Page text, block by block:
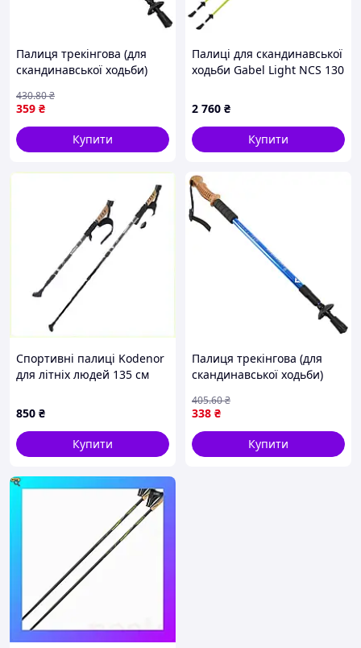
Палиця трекінгова (для
скандинавської ходьби)
6998_Синий
359 ₴
430.80₴
Купити
Палиці для скандинавської
ходьби Gabel Light NCS 130
2 760 ₴
Купити
Спортивні палиці Kodenor
для літніх людей 135 см
850 ₴
Купити
Палиця трекінгова (для
скандинавської ходьби)
7164_Синий
338 ₴
405.60₴
Купити